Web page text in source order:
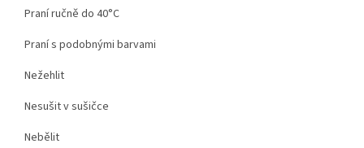
Praní ručně do 40°C
Praní s podobnými barvami
Nežehlit
Nesušit v sušičce
Nebělit